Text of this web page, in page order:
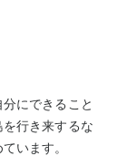
にできること
行き来するな
います。